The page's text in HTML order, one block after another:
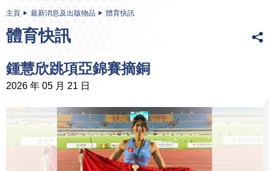
主頁 最新消息及出版物品 體育快訊
體育快訊
鍾慧欣跳項亞錦賽摘銅
2026 年 05 月 21 日